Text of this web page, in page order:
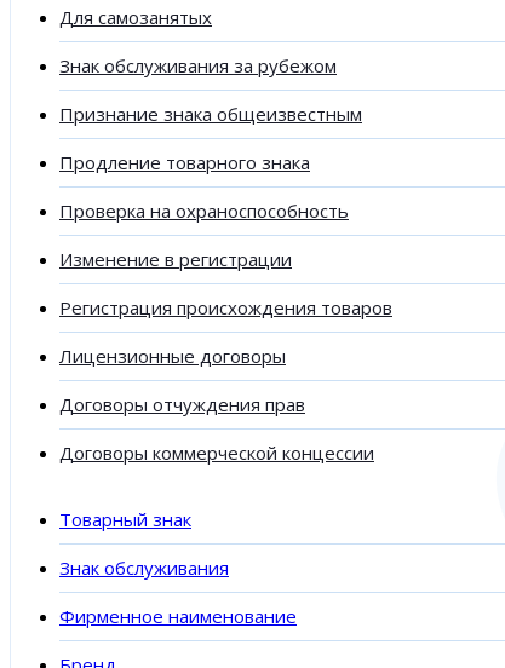
Для самозанятых
Знак обслуживания за рубежом
Признание знака общеизвестным
Продление товарного знака
Проверка на охраноспособность
Изменение в регистрации
Регистрация происхождения товаров
Лицензионные договоры
Договоры отчуждения прав
Договоры коммерческой концессии
Товарный знак
Знак обслуживания
Фирменное наименование